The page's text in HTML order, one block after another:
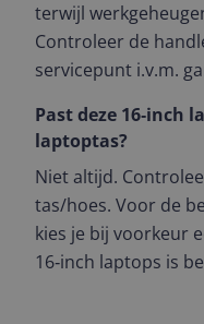
terwijl
Controleer de
servicepunt i.v.m.
Past deze 16‑inch
laptoptas?
Niet altijd.
tas/hoes. Voor de
kies je bij voorkeur
16‑inch laptops is